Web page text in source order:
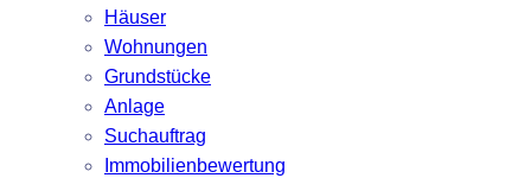
Häuser
Wohnungen
Grundstücke
Anlage
Suchauftrag
Immobilienbewertung